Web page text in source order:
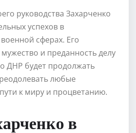
руководства Захарченко
успехов в
сферах. Его
и преданность делу
ДНР будет продолжать
любые
к миру и процветанию.
в